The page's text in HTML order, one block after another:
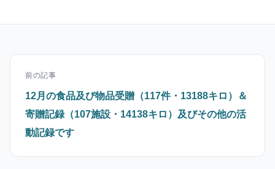
前の記事
12月の食品及び物品受贈（117件・13188キロ）＆
寄贈記録（107施設・14138キロ）及びその他の活
動記録です